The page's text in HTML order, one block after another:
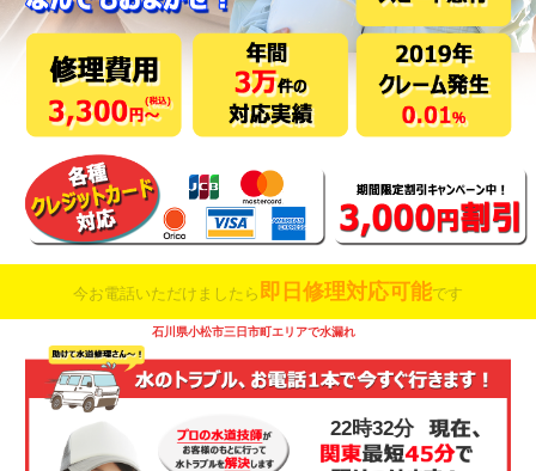
今お電話いただけましたら 即日修理対応可能です
石川県小松市三日市町エリアで水漏れ
22時32分